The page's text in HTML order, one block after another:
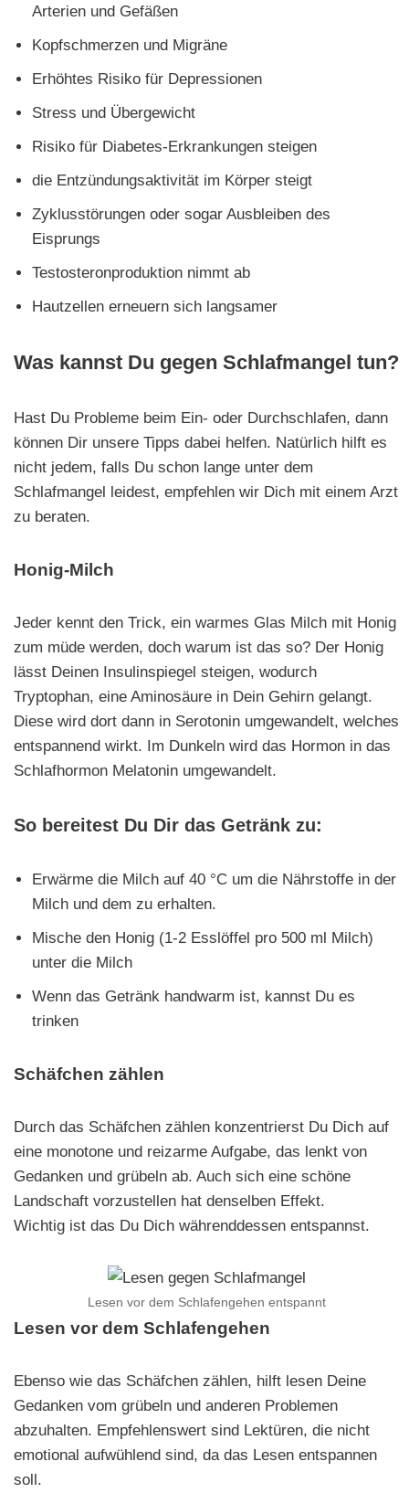
Arterien und Gefäßen
Kopfschmerzen und Migräne
Erhöhtes Risiko für Depressionen
Stress und Übergewicht
Risiko für Diabetes-Erkrankungen steigen
die Entzündungsaktivität im Körper steigt
Zyklusstörungen oder sogar Ausbleiben des
Eisprungs
Testosteronproduktion nimmt ab
Hautzellen erneuern sich langsamer
Was kannst Du gegen Schlafmangel tun?
Hast Du Probleme beim Ein- oder Durchschlafen, dann
können Dir unsere Tipps dabei helfen. Natürlich hilft es
nicht jedem, falls Du schon lange unter dem
Schlafmangel leidest, empfehlen wir Dich mit einem Arzt
zu beraten.
Honig-Milch
Jeder kennt den Trick, ein warmes Glas Milch mit Honig
zum müde werden, doch warum ist das so? Der Honig
lässt Deinen Insulinspiegel steigen, wodurch
Tryptophan, eine Aminosäure in Dein Gehirn gelangt.
Diese wird dort dann in Serotonin umgewandelt, welches
entspannend wirkt. Im Dunkeln wird das Hormon in das
Schlafhormon Melatonin umgewandelt.
So bereitest Du Dir das Getränk zu:
Erwärme die Milch auf 40 °C um die Nährstoffe in der
Milch und dem zu erhalten.
Mische den Honig (1-2 Esslöffel pro 500 ml Milch)
unter die Milch
Wenn das Getränk handwarm ist, kannst Du es
trinken
Schäfchen zählen
Durch das Schäfchen zählen konzentrierst Du Dich auf
eine monotone und reizarme Aufgabe, das lenkt von
Gedanken und grübeln ab. Auch sich eine schöne
Landschaft vorzustellen hat denselben Effekt.
Wichtig ist das Du Dich währenddessen entspannst.
Lesen vor dem Schlafengehen entspannt
Lesen vor dem Schlafengehen
Ebenso wie das Schäfchen zählen, hilft lesen Deine
Gedanken vom grübeln und anderen Problemen
abzuhalten. Empfehlenswert sind Lektüren, die nicht
emotional aufwühlend sind, da das Lesen entspannen
soll.